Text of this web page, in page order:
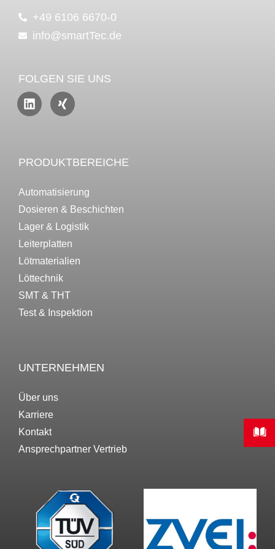
+49 6106 6670-0
info@smartTec.de
FOLGEN SIE UNS
PRODUKTBEREICHE
Automatisierung
Dosieren & Beschichten
Lager & Logistik
Leiterplatten
Lötmaterialien
Löttechnik
SMT & THT
Test & Inspektion
UNTERNEHMEN
Über uns
Karriere
Kontakt
Ansprechpartner Vertrieb